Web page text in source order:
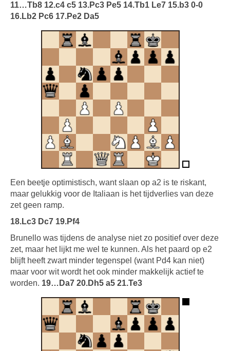
11…Tb8 12.c4 c5 13.Pc3 Pe5 14.Tb1 Le7 15.b3 0-0
16.Lb2 Pc6 17.Pe2 Da5
Een beetje optimistisch, want slaan op a2 is te riskant,
maar gelukkig voor de Italiaan is het tijdverlies van deze
zet geen ramp.
18.Lc3 Dc7 19.Pf4
Brunello was tijdens de analyse niet zo positief over deze
zet, maar het lijkt me wel te kunnen. Als het paard op e2
blijft heeft zwart minder tegenspel (want Pd4 kan niet)
maar voor wit wordt het ook minder makkelijk actief te
worden. 19…Da7 20.Dh5 a5 21.Te3